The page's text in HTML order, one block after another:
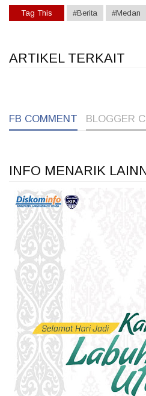
Tag This #Berita #Medan
ARTIKEL TERKAIT
FB COMMENT BLOGGER
INFO MENARIK